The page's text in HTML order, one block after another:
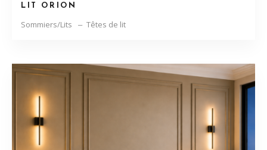
LIT ORION
Sommiers/Lits Têtes de lit